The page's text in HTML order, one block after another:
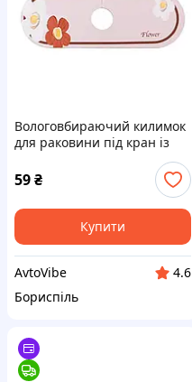
Вологовбираючий килимок
для раковини під кран із
поліестеру 37,5*13 см HP-
42-12BE
59₴
Купити
AvtoVibe
4.6
Бориспіль